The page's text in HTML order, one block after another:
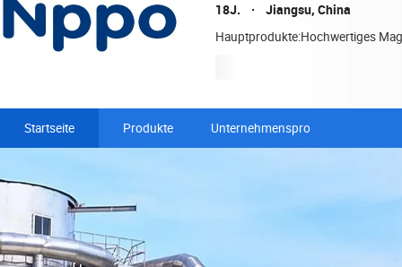
18J. Jiangsu, China
Hauptprodukte:Hochwertiges
Startseite Produkte Unternehmensprofil